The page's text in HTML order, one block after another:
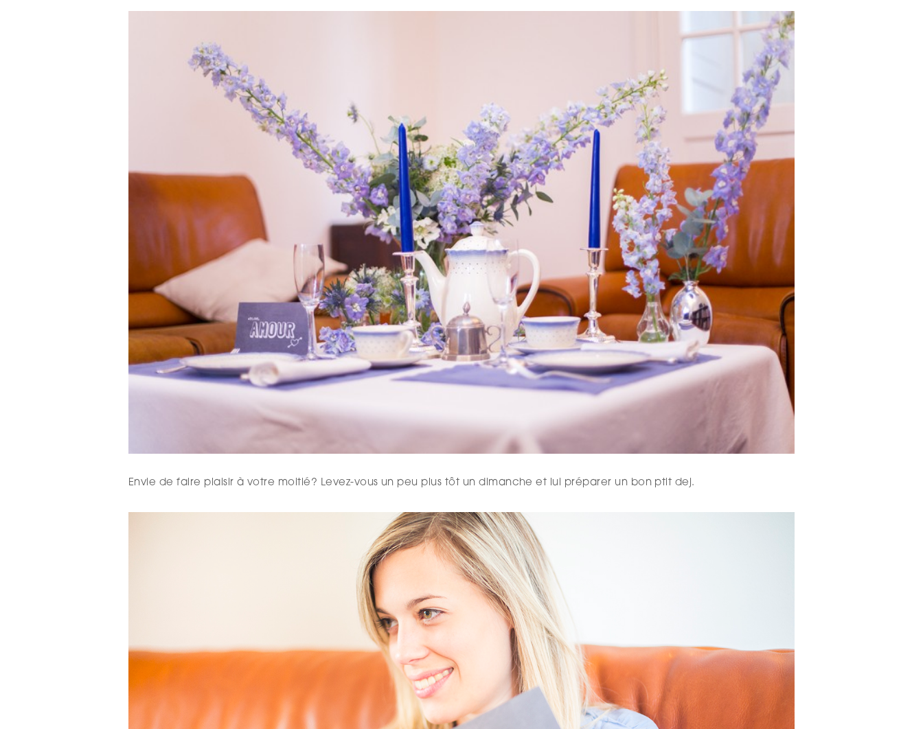
Envie de faire plaisir à votre moitié? Levez-vous un peu plus tôt un dimanche et lui préparer un bon ptit dej.